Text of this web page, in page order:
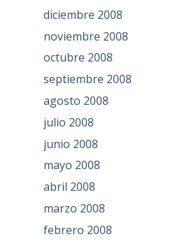
diciembre 2008
noviembre 2008
octubre 2008
septiembre 2008
agosto 2008
julio 2008
junio 2008
mayo 2008
abril 2008
marzo 2008
febrero 2008